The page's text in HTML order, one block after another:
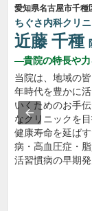
愛知県名古屋市千種
ちぐさ内科クリ
近藤 千種
貴院の特長や力
当院は、地域の
年時代を豊かに
いくためのお手
なクリニックを目
健康寿命を延ば
病・高血圧症・
活習慣病の早期